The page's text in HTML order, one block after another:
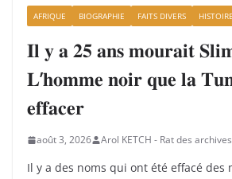
AFRIQUE BIOGRAPHIE FAITS DIVERS HISTOIRE
𝐈𝐥 𝐲 𝐚 𝟐𝟓 𝐚𝐧𝐬 𝐦𝐨𝐮𝐫𝐚𝐢𝐭
𝐋’𝐡𝐨𝐦𝐦𝐞 𝐧𝐨𝐢𝐫 𝐪𝐮𝐞 𝐥𝐚
𝐞𝐟𝐟𝐚𝐜𝐞𝐫
août 3, 2026 Arol KETCH - Rat des archives
Il y a des noms qui ont été effacé des